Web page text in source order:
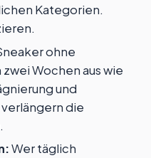
Kategorien.
ohne
Wochen aus wie
und
die
Wer täglich